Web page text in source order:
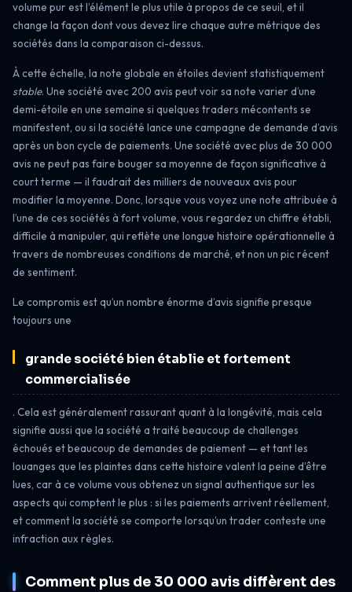
volume pur est l’élément le plus utile à propos de ce seuil, et il
change la façon dont vous devez lire chaque autre métrique des
sociétés dans la comparaison ci-dessus.
À cette échelle, la note globale en étoiles devient statistiquement
stable. Une société avec 200 avis peut voir sa note varier d’une
demi-étoile en une semaine si quelques traders mécontents se
manifestent, ou si la société lance une campagne de demande d’avis
après un bon cycle de paiements. Une société avec plus de 30 000
avis ne peut pas faire bouger sa moyenne de façon significative à
court terme — il faudrait des milliers de nouveaux avis pour
modifier la moyenne. Donc, lorsque vous voyez une note attribuée à
l’une de ces sociétés à fort volume, vous regardez un chiffre établi,
difficile à manipuler, qui reflète une longue histoire opérationnelle à
travers de nombreuses conditions de marché, et non un pic récent
de sentiment.
Le compromis est qu’un nombre énorme d’avis signifie presque
toujours une
grande société bien établie et fortement
commercialisée
. Cela est généralement rassurant quant à la longévité, mais cela
signifie aussi que la société a traité beaucoup de challenges
échoués et beaucoup de demandes de paiement — et tant les
louanges que les plaintes dans cette histoire valent la peine d’être
lues, car à ce volume vous obtenez un signal authentique sur les
aspects qui comptent le plus : si les paiements arrivent réellement,
et comment la société se comporte lorsqu’un trader conteste une
infraction aux règles.
Comment plus de 30 000 avis diffèrent des